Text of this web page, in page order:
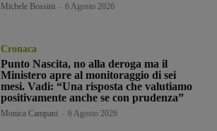
Michele Bossini 6 Agosto 2026
Cronaca
Punto Nascita, no alla deroga ma il
Ministero apre al monitoraggio di sei
mesi. Vadi: “Una risposta che valutiamo
positivamente anche se con prudenza”
Monica Campani 6 Agosto 2026